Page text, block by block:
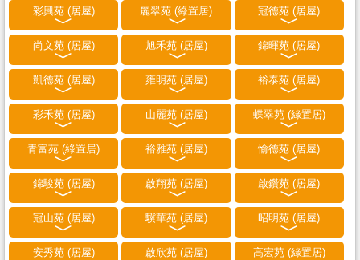
彩興苑 (居屋) 麗翠苑 (綠置居) 冠德苑 (居屋)
尚文苑 (居屋) 旭禾苑 (居屋) 錦暉苑 (居屋)
凱德苑 (居屋) 雍明苑 (居屋) 裕泰苑 (居屋)
彩禾苑 (居屋) 山麗苑 (居屋) 蝶翠苑 (綠置居)
青富苑 (綠置居) 裕雅苑 (居屋) 愉德苑 (居屋)
錦駿苑 (居屋) 啟翔苑 (居屋) 啟鑽苑 (居屋)
冠山苑 (居屋) 驥華苑 (居屋) 昭明苑 (居屋)
安秀苑 (居屋) 啟欣苑 (居屋) 高宏苑 (綠置居)